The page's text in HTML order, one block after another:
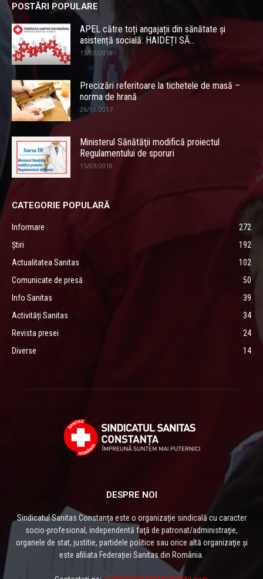
POSTĂRI POPULARE
APEL către toți angajații din sănătate și
asistență socială: HAIDEȚI SĂ...
13/03/2018
Precizări referitoare la tichetele de masă –
norma de hrană
26/10/2017
Ministerul Sănătăţii modifică proiectul
Regulamentului de sporuri
15/03/2018
CATEGORIE POPULARĂ
Informare
272
Știri
192
Actualitatea Sanitas
102
Comunicate de presă
50
Info Sanitas
39
Activități Sanitas
34
Revista presei
24
Diverse
14
DESPRE NOI
Sindicatul Sanitas Constanţa este o organizaţie sindicală cu caracter
socio-profesional, independentă faţă de patronat/administraţie,
organele de stat, justitie, partidele politice sau orice altă organizaţie și
este afiliata Federației Sanitas din România.